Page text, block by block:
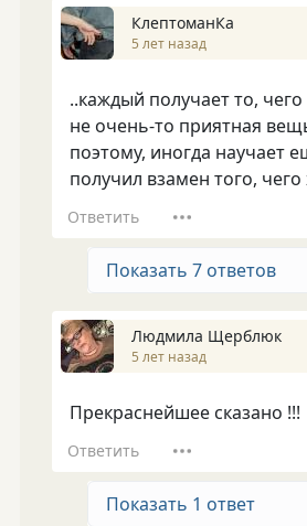
КлептоманКа
5 лет назад
..каждый получает то, чего
не очень-то приятная
поэтому, иногда научает
получил взамен того, чего
Ответить
Показать 7 ответов
Людмила Щерблюк
5 лет назад
Прекраснейшее сказано !!!
Ответить
Показать 1 ответ